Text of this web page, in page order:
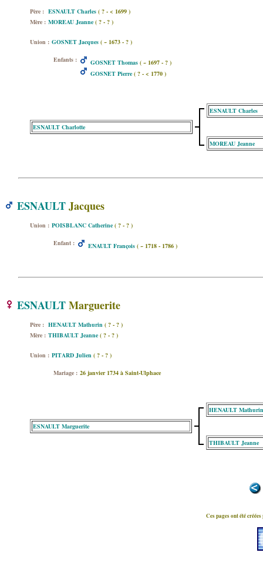
Père : ESNAULT Charles ( ? - < 1699 )
Mère : MOREAU Jeanne ( ? - ? )
Union : GOSNET Jacques ( ~ 1673 - ? )
Enfants : GOSNET Thomas ( ~ 1697 - ? )
GOSNET Pierre ( ? - < 1770 )
ESNAULT Charlotte
ESNAULT Charles
MOREAU Jeanne
ESNAULTJacques
Union : POISBLANC Catherine ( ? - ? )
Enfant : ENAULT François ( ~ 1718 - 1786 )
ESNAULTMarguerite
Père : HENAULT Mathurin ( ? - ? )
Mère : THIBAULT Jeanne ( ? - ? )
Union : PITARD Julien ( ? - ? )
Mariage : 26 janvier 1734 à Saint-Ulphace
ESNAULT Marguerite
HENAULT Mathurin
THIBAULT Jeanne
Ces pages ont été